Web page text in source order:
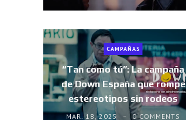
CAMPAÑAS
“Tan como tú”: La campaña
de Down España que rompe
estereotipos sin rodeos
MAR. 18, 2025 0 COMMENTS